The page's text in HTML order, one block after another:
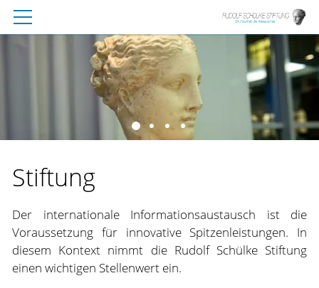
Stiftung
Der internationale Informationsaustausch ist die
Voraussetzung für innovative Spitzenleistungen. In
diesem Kontext nimmt die Rudolf Schülke Stiftung
einen wichtigen Stellenwert ein.